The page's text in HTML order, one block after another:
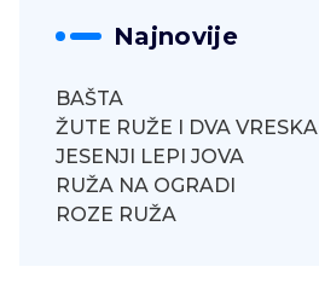
Najnovije
BAŠTA
ŽUTE RUŽE I DVA VRESKA
JESENJI LEPI JOVA
RUŽA NA OGRADI
ROZE RUŽA